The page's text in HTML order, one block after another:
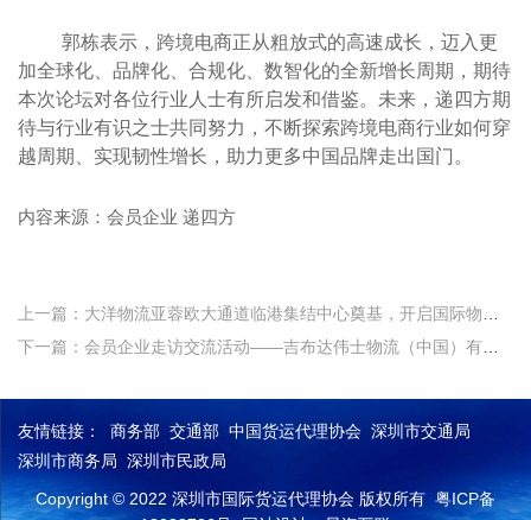
郭栋表示，跨境电商正从粗放式的高速成长，迈入更
加全球化、品牌化、合规化、数智化的全新增长周期，期待
本次论坛对各位行业人士有所启发和借鉴。未来，递四方期
待与行业有识之士共同努力，不断探索跨境电商行业如何穿
越周期、实现韧性增长，助力更多中国品牌走出国门。
内容来源：会员企业 递四方
友情链接： 商务部 交通部 中国货运代理协会 深圳市交通局
深圳市商务局 深圳市民政局
Copyright © 2022 深圳市国际货运代理协会 版权所有 粤ICP备